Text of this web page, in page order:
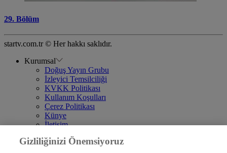
29. Bölüm
startv.com.tr © Her hakkı saklıdır.
Kurumsal
Doğuş Yayın Grubu
İzleyici Temsilciliği
KVKK Politikası
Kullanım Koşulları
Çerez Politikası
Künye
İletişim
DYG Televizyonlar
Gizliliğinizi Önemsiyoruz